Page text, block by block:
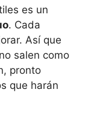
‍es un
. Cada
Así que
salen como
pronto
que harán